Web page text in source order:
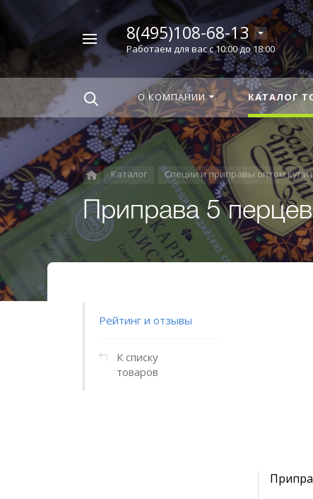
Найти
Например,
8(495)108-68-13
Работаем для вас с 10:00 до 18:00
О КОМПАНИИ КАТАЛОГ
Каталог Специи и приправы оптом
Приправа 5
Рейтинг и отзывы
К списку
товаров